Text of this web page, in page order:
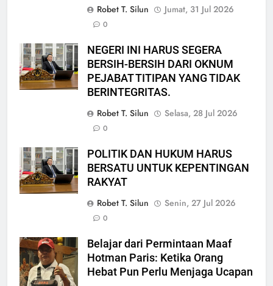
Robet T. Silun
Jumat, 31 Jul 2026
0
NEGERI INI HARUS SEGERA
BERSIH-BERSIH DARI OKNUM
PEJABAT TITIPAN YANG TIDAK
BERINTEGRITAS.
Robet T. Silun
Selasa, 28 Jul 2026
0
POLITIK DAN HUKUM HARUS
BERSATU UNTUK KEPENTINGAN
RAKYAT
Robet T. Silun
Senin, 27 Jul 2026
0
Belajar dari Permintaan Maaf
Hotman Paris: Ketika Orang
Hebat Pun Perlu Menjaga Ucapan